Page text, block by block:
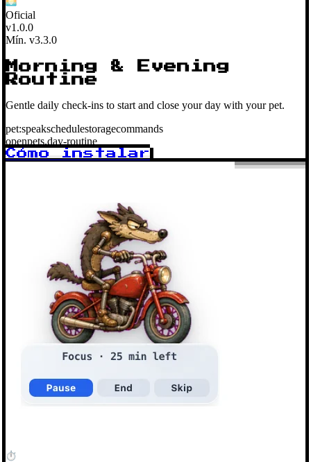
Oficial
v1.0.0
Mín. v3.3.0
Morning & Evening
Routine
Gentle daily check-ins to start and close your day with your pet.
pet:speakschedulestoragecommands
openpets.day-routine
Cómo instalar